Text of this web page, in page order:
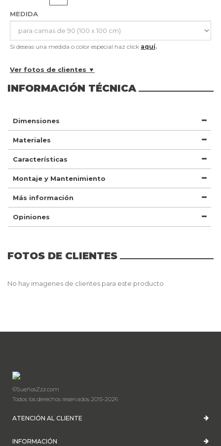
MEDIDA
Si deseas una medida o color especial haz click aquí.
Ver fotos de clientes ▼
INFORMACIÓN TÉCNICA
Dimensiones
Materiales
Características
Montaje y Mantenimiento
Más información
Opiniones
FOTOS DE CLIENTES
No hay imagenes de clientes para este producto
©SueñosZzz.com
Todos los derechos reservados 2015-2026
ATENCIÓN AL CLIENTE
INFORMACIÓN